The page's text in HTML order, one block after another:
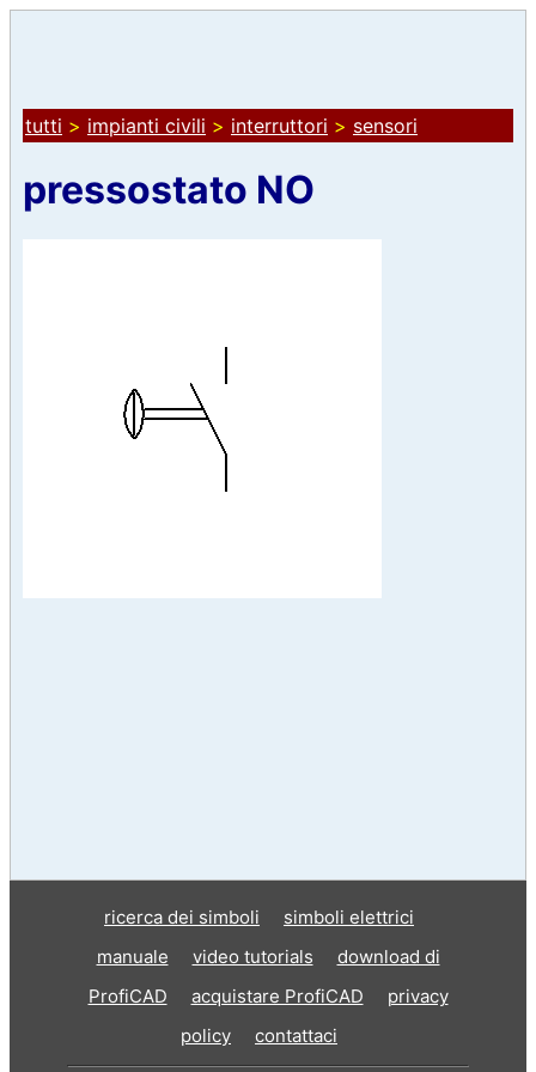
tutti > impianti civili > interruttori > sensori
pressostato NO
ricerca dei simboli
simboli elettrici
manuale
video tutorials
download di
ProfiCAD
acquistare ProfiCAD
privacy
policy
contattaci